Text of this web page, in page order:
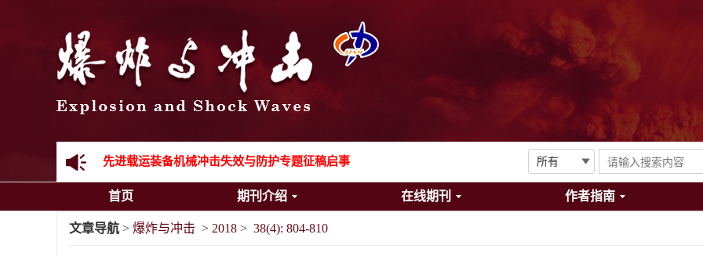
《爆炸与冲击》向2024年度审稿专家致谢
先进载运装备机械冲击失效与防护专题征稿启事
金属材料动态多尺度断裂专题征稿启事
首页 期刊介绍 在线期刊 作者指南
文章导航 > 爆炸与冲击 > 2018 > 38(4): 804-810